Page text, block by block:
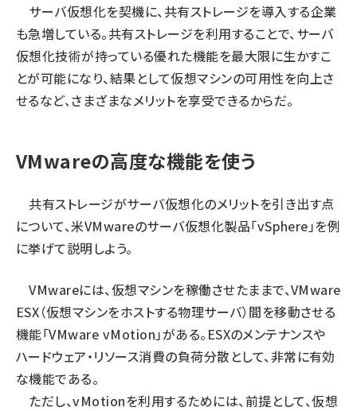
サーバ仮想化を契機に、共有ストレージを導入する企業
も急増している。共有ストレージを利用することで、サーバ
仮想化技術が持っている優れた機能を最大限に生かすこ
とが可能になり、結果として仮想マシンの可用性を向上さ
せるなど、さまざまなメリットを享受できるからだ。
VMwareの高度な機能を使う
共有ストレージがサーバ仮想化のメリットを引き出す点
について、米VMwareのサーバ仮想化製品「vSphere」を例
に挙げて説明しよう。
VMwareには、仮想マシンを稼働させたままで、VMware
ESX（仮想マシンをホストする物理サーバ）間を移動させる
機能「VMware vMotion」がある。ESXのメンテナンスや
ハードウェア・リソース消費の負荷分散として、非常に有効
な機能である。
ただし、vMotionを利用するためには、前提として、仮想